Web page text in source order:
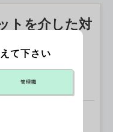
トを介した対
て下さい
管理職